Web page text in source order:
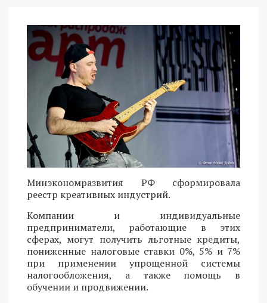
Минэкономразвития РФ сформировала
реестр креативных индустрий.
Компании и индивидуальные
предприниматели, работающие в этих
сферах, могут получить льготные кредиты,
пониженные налоговые ставки 0%, 5% и 7%
при применении упрощенной системы
налогообложения, а также помощь в
обучении и продвижении.